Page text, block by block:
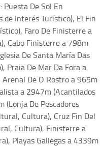
De Sol En
de Interés Turístico), El Fin
Faro De Finisterre a
Cabo Finisterre a 798m
De Santa María Das
Praia De Mar Da Fora a
De O Rostro a 965m
a 2947m (Acantilados
(Lonja De Pescadores
Cultura), Cruz Fin Del
Cultura), Finisterre a
Playas Gallegas a 4339m